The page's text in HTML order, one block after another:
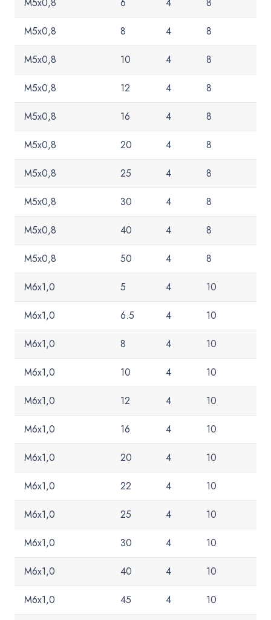
M5x0,8 8 4 8
M5x0,8 10 4 8
M5x0,8 12 4 8
M5x0,8 16 4 8
M5x0,8 20 4 8
M5x0,8 25 4 8
M5x0,8 30 4 8
M5x0,8 40 4 8
M5x0,8 50 4 8
M6x1,0 5 4 10
M6x1,0 6.5 4 10
M6x1,0 8 4 10
M6x1,0 10 4 10
M6x1,0 12 4 10
M6x1,0 16 4 10
M6x1,0 20 4 10
M6x1,0 22 4 10
M6x1,0 25 4 10
M6x1,0 30 4 10
M6x1,0 40 4 10
M6x1,0 45 4 10